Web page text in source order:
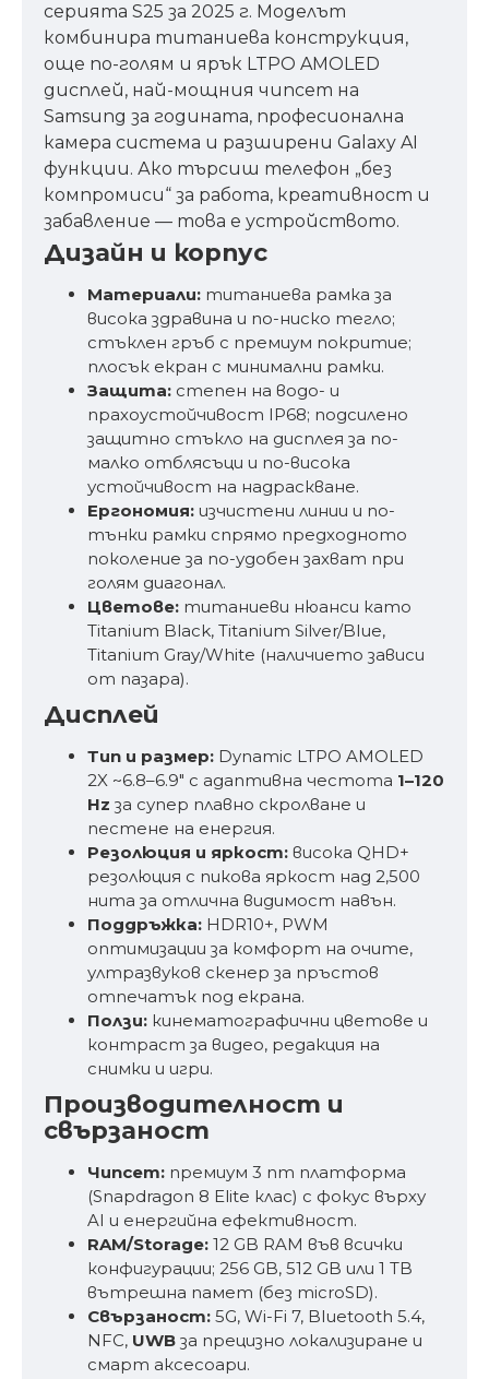
серията S25 за 2025 г. Моделът
комбинира титаниева конструкция,
още по-голям и ярък LTPO AMOLED
дисплей, най-мощния чипсет на
Samsung за годината, професионална
камера система и разширени Galaxy AI
функции. Ако търсиш телефон „без
компромиси“ за работа, креативност и
забавление — това е устройството.
Дизайн и корпус
Материали: титаниева рамка за
висока здравина и по-ниско тегло;
стъклен гръб с премиум покритие;
плосък екран с минимални рамки.
Защита: степен на водо- и
прахоустойчивост IP68; подсилено
защитно стъкло на дисплея за по-
малко отблясъци и по-висока
устойчивост на надраскване.
Ергономия: изчистени линии и по-
тънки рамки спрямо предходното
поколение за по-удобен захват при
голям диагонал.
Цветове: титаниеви нюанси като
Titanium Black, Titanium Silver/Blue,
Titanium Gray/White (наличието зависи
от пазара).
Дисплей
Тип и размер: Dynamic LTPO AMOLED
2X ~6.8–6.9″ с адаптивна честота 1–120
Hz за супер плавно скролване и
пестене на енергия.
Резолюция и яркост: висока QHD+
резолюция с пикова яркост над 2,500
нита за отлична видимост навън.
Поддръжка: HDR10+, PWM
оптимизации за комфорт на очите,
ултразвуков скенер за пръстов
отпечатък под екрана.
Ползи: кинематографични цветове и
контраст за видео, редакция на
снимки и игри.
Производителност и
свързаност
Чипсет: премиум 3 nm платформа
(Snapdragon 8 Elite клас) с фокус върху
AI и енергийна ефективност.
RAM/Storage: 12 GB RAM във всички
конфигурации; 256 GB, 512 GB или 1 TB
вътрешна памет (без microSD).
Свързаност: 5G, Wi-Fi 7, Bluetooth 5.4,
NFC, UWB за прецизно локализиране и
смарт аксесоари.